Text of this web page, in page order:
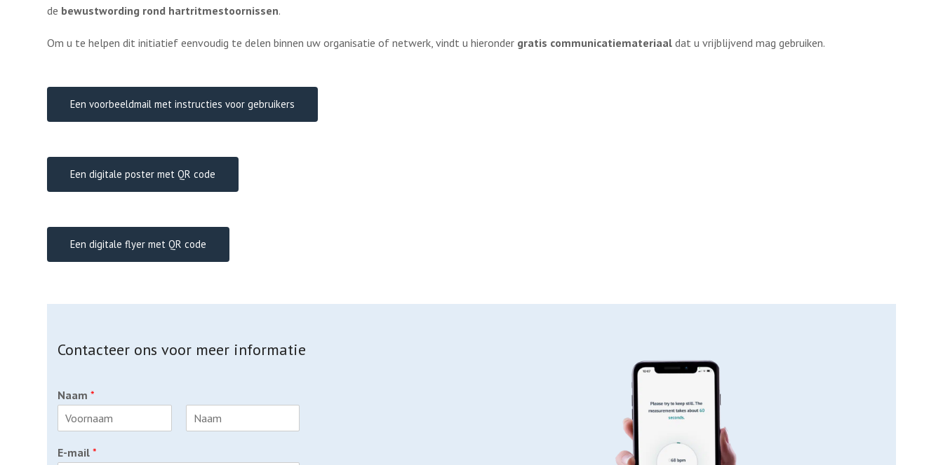
de bewustwording rond hartritmestoornissen.
Om u te helpen dit initiatief eenvoudig te delen binnen uw organisatie of netwerk, vindt u hieronder gratis communicatiemateriaal dat u vrijblijvend mag gebruiken.
Een voorbeeldmail met instructies voor gebruikers
Een digitale poster met QR code
Een digitale flyer met QR code
Contacteer ons voor meer informatie
Naam*
i
rE-mail*